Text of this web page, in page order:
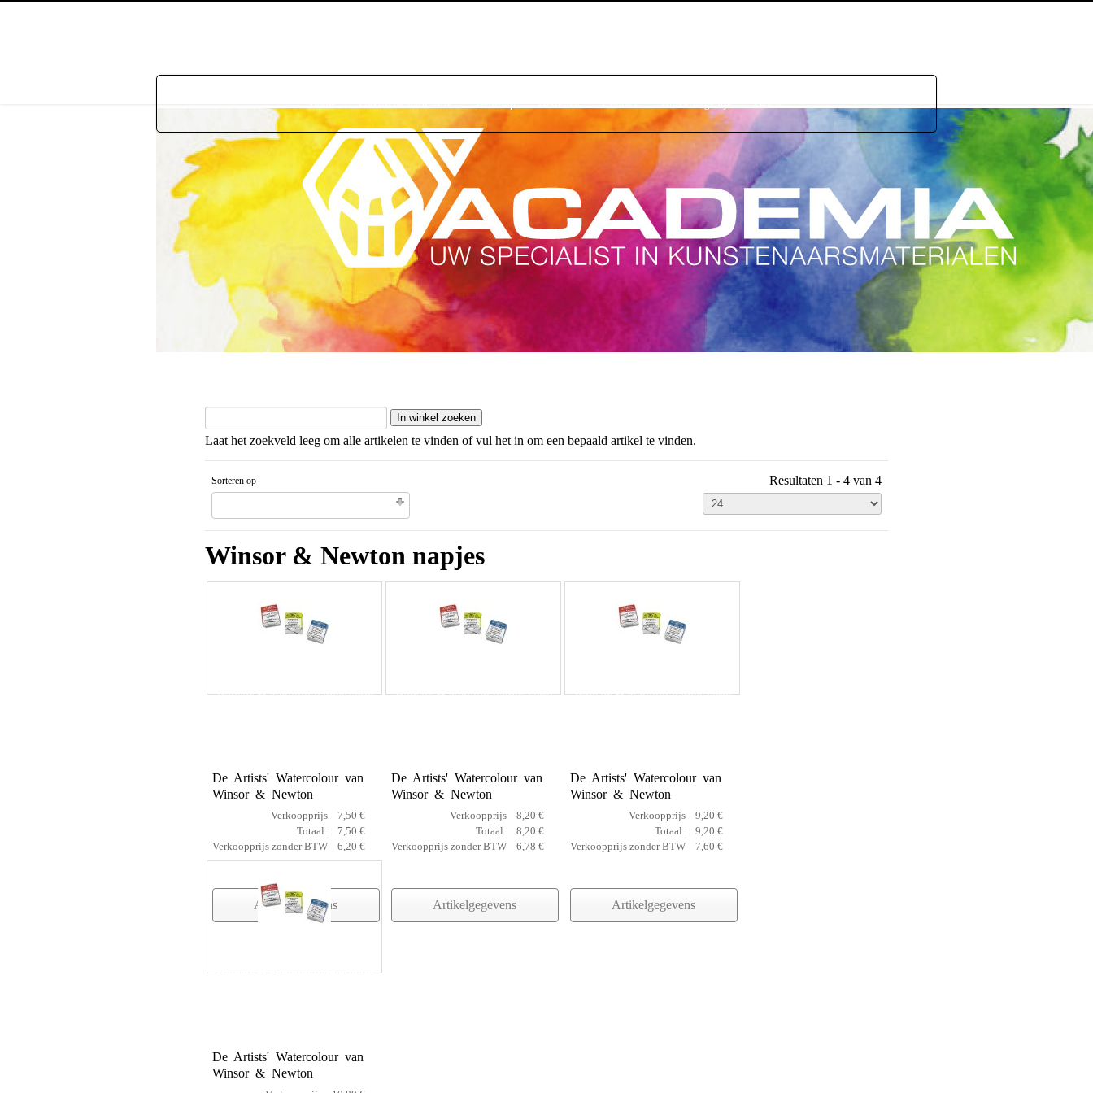
Laat het zoekveld leeg om alle artikelen te vinden of vul het in om een bepaald artikel te vinden.
Sorteren op Resultaten 1 - 4 van 4
Winsor & Newton napjes
Winsor & Newton napjes serie
De Artists' Watercolour van
Winsor & Newton
Verkoopprijs
7,50 €
Totaal:
7,50 €
Verkoopprijs zonder BTW
6,20 €
Artikelgegevens
Winsor & Newton napjes serie
De Artists' Watercolour van
Winsor & Newton
Verkoopprijs
8,20 €
Totaal:
8,20 €
Verkoopprijs zonder BTW
6,78 €
Artikelgegevens
Winsor & Newton napjes serie
De Artists' Watercolour van
Winsor & Newton
Verkoopprijs
9,20 €
Totaal:
9,20 €
Verkoopprijs zonder BTW
7,60 €
Artikelgegevens
Winsor & Newton napjes serie
De Artists' Watercolour van
Winsor & Newton